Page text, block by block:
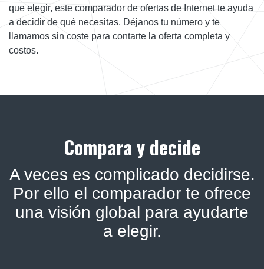
que elegir, este comparador de ofertas de Internet te ayuda
a decidir de qué necesitas. Déjanos tu número y te
llamamos sin coste para contarte la oferta completa y
costos.
Compara y decide
A veces es complicado decidirse.
Por ello el comparador te ofrece
una visión global para ayudarte
a elegir.